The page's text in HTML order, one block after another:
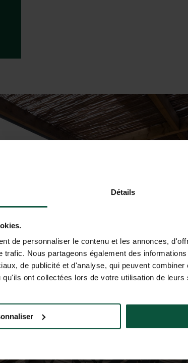
Détails
de personnaliser le contenu et les annonces,
trafic. Nous partageons également des
de publicité et d'analyse, qui peuvent
ont collectées lors de votre utilisation de leurs